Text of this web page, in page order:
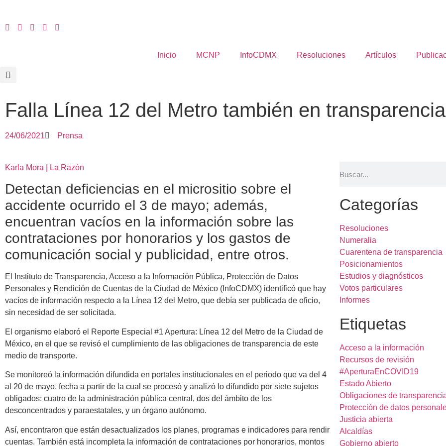
Inicio MCNP InfoCDMX Resoluciones Artículos
Falla Línea 12 del Metro también en transparencia
24/06/2021 Prensa
Karla Mora | La Razón
Detectan deficiencias en el micrositio sobre el
accidente ocurrido el 3 de mayo; además,
encuentran vacíos en la información sobre las
contrataciones por honorarios y los gastos de
comunicación social y publicidad, entre otros.
El Instituto de Transparencia, Acceso a la Información Pública, Protección de Datos
Personales y Rendición de Cuentas de la Ciudad de México (InfoCDMX) identificó que hay
vacíos de información respecto a la Línea 12 del Metro, que debía ser publicada de oficio,
sin necesidad de ser solicitada.
El organismo elaboró el Reporte Especial #1 Apertura: Línea 12 del Metro de la Ciudad de
México, en el que se revisó el cumplimiento de las obligaciones de transparencia de este
medio de transporte.
Se monitoreó la información difundida en portales institucionales en el periodo que va del 4
al 20 de mayo, fecha a partir de la cual se procesó y analizó lo difundido por siete sujetos
obligados: cuatro de la administración pública central, dos del ámbito de los
desconcentrados y paraestatales, y un órgano autónomo.
Así, encontraron que están desactualizados los planes, programas e indicadores para rendir
cuentas. También está incompleta la información de contrataciones por honorarios, montos
Categorías
Resoluciones
Numeralia
Cuarentena de transparencia
Posicionamientos
Estudios y diagnósticos
Votos particulares
Informes
Etiquetas
Acceso a la información
Recursos de revisión
#AperturaEnCOVID19
Estado Abierto
Obligaciones de
Protección de datos
Justicia abierta
Alcaldías
Gobierno abierto